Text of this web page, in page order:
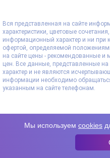
Вся представленная на сайте
характеристики, цветовые
информационный характер и ни при
офертой, определяемой
на сайте цены - рекомендованные и
цен. Все данные, представленные
характер и не являются
информации необходимо
указанным на сайте телефонам.
Мы используем cookies